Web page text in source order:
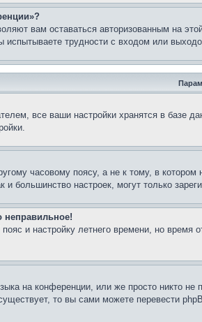
вам оставаться авторизованным на
трудности с входом или
все ваши настройки хранятся в базе
часовому поясу, а не к тому, в
и большинство настроек, могут только
неправильное!
и настройку летнего времени, но
на конференции, или же просто никто
то вы сами можете перевести